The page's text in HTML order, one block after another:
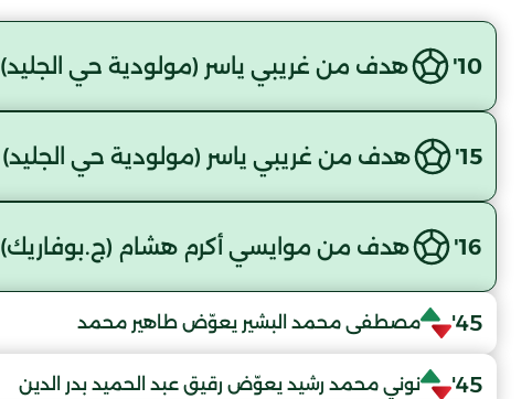
10' هدف من غريبي ياسر (مولودية حي الجليد)
15' هدف من غريبي ياسر (مولودية حي الجليد)
16' هدف من موايسي أكرم هشام (ج.بوفاريك)
45' مصطفى محمد البشير يعوّض طاهير محمد
45' نوني محمد رشيد يعوّض رقيق عبد الحميد بدر الدين